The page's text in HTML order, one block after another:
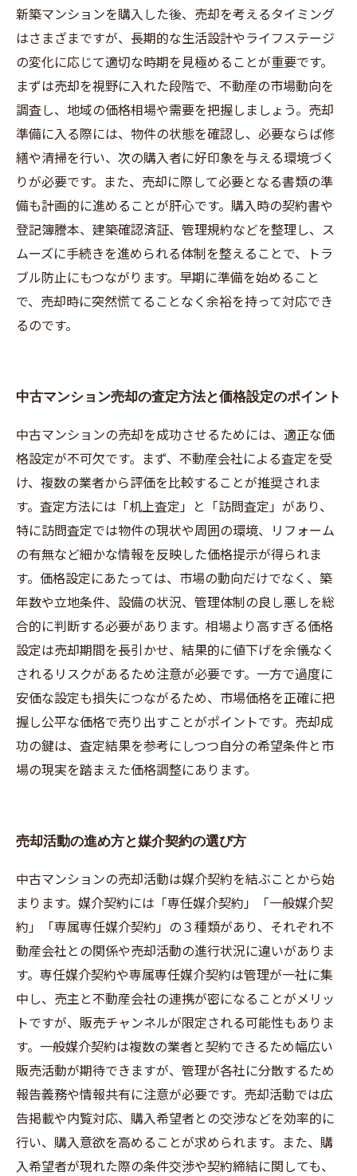
新築マンションを購入した後、売却を考えるタイミング
はさまざまですが、長期的な生活設計やライフステージ
の変化に応じて適切な時期を見極めることが重要です。
まずは売却を視野に入れた段階で、不動産の市場動向を
調査し、地域の価格相場や需要を把握しましょう。売却
準備に入る際には、物件の状態を確認し、必要ならば修
繕や清掃を行い、次の購入者に好印象を与える環境づく
りが必要です。また、売却に際して必要となる書類の準
備も計画的に進めることが肝心です。購入時の契約書や
登記簿謄本、建築確認済証、管理規約などを整理し、ス
ムーズに手続きを進められる体制を整えることで、トラ
ブル防止にもつながります。早期に準備を始めること
で、売却時に突然慌てることなく余裕を持って対応でき
るのです。
中古マンション売却の査定方法と価格設定のポイント
中古マンションの売却を成功させるためには、適正な価
格設定が不可欠です。まず、不動産会社による査定を受
け、複数の業者から評価を比較することが推奨されま
す。査定方法には「机上査定」と「訪問査定」があり、
特に訪問査定では物件の現状や周囲の環境、リフォーム
の有無など細かな情報を反映した価格提示が得られま
す。価格設定にあたっては、市場の動向だけでなく、築
年数や立地条件、設備の状況、管理体制の良し悪しを総
合的に判断する必要があります。相場より高すぎる価格
設定は売却期間を長引かせ、結果的に値下げを余儀なく
されるリスクがあるため注意が必要です。一方で過度に
安価な設定も損失につながるため、市場価格を正確に把
握し公平な価格で売り出すことがポイントです。売却成
功の鍵は、査定結果を参考にしつつ自分の希望条件と市
場の現実を踏まえた価格調整にあります。
売却活動の進め方と媒介契約の選び方
中古マンションの売却活動は媒介契約を結ぶことから始
まります。媒介契約には「専任媒介契約」「一般媒介契
約」「専属専任媒介契約」の３種類があり、それぞれ不
動産会社との関係や売却活動の進行状況に違いがありま
す。専任媒介契約や専属専任媒介契約は管理が一社に集
中し、売主と不動産会社の連携が密になることがメリッ
トですが、販売チャンネルが限定される可能性もありま
す。一般媒介契約は複数の業者と契約できるため幅広い
販売活動が期待できますが、管理が各社に分散するため
報告義務や情報共有に注意が必要です。売却活動では広
告掲載や内覧対応、購入希望者との交渉などを効率的に
行い、購入意欲を高めることが求められます。また、購
入希望者が現れた際の条件交渉や契約締結に関しても、